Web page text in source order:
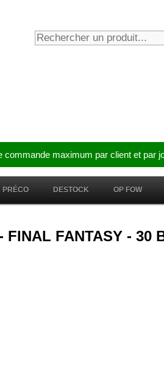
maximum par client et par
PRÉCO DESTOCK OP FOW
FANTASY - 30